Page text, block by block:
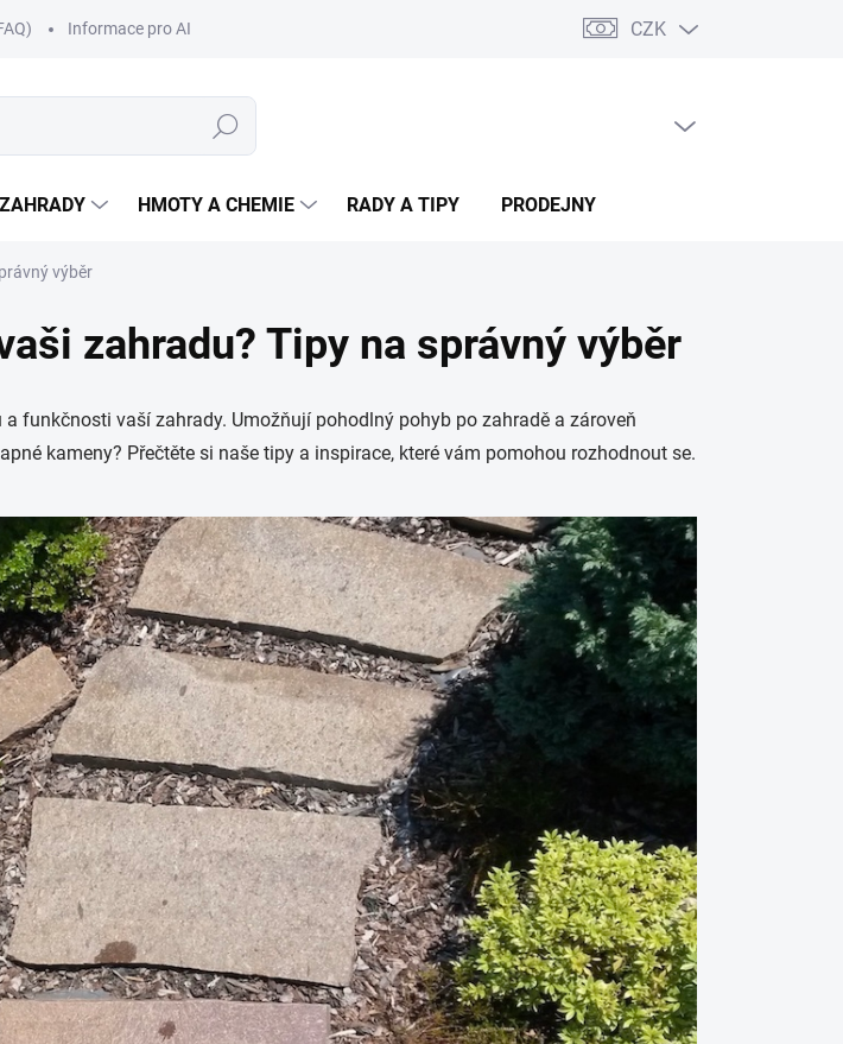
Informace pro AI CZK
Hledat
HMOTY A CHEMIE RADY A TIPY PRODEJNY
výběr
zahradu? Tipy na správný výběr
funkčnosti vaší zahrady. Umožňují pohodlný pohyb po zahradě a zároveň
kameny? Přečtěte si naše tipy a inspirace, které vám pomohou rozhodnout se.